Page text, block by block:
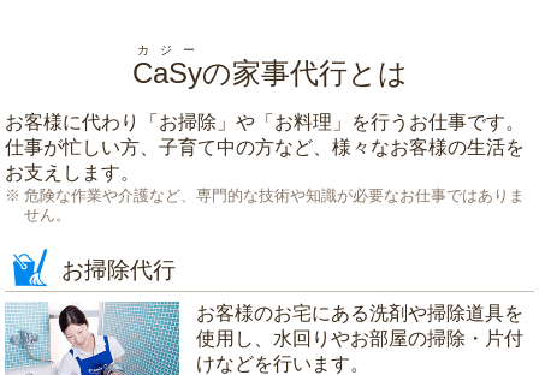
CaSy
カジー
の家事代行とは
お客様に代わり「 お掃除 」や「 お料理 」を行うお仕事です。
仕事が忙しい方、子育て中の方など、様々なお客様の生活を
お支えします。
危険な作業や介護など、専門的な技術や知識が必要なお仕事ではありま
せん。
お掃除代行
お客様のお宅にある洗剤や掃除道具を
使用し、水回りやお部屋の掃除・片付
けなどを行います。